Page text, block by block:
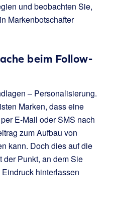
und beobachten Sie,
Markenbotschafter
beim Follow-
– Personalisierung.
Marken, dass eine
E-Mail oder SMS nach
zum Aufbau von
kann. Doch dies auf die
der Punkt, an dem Sie
hinterlassen